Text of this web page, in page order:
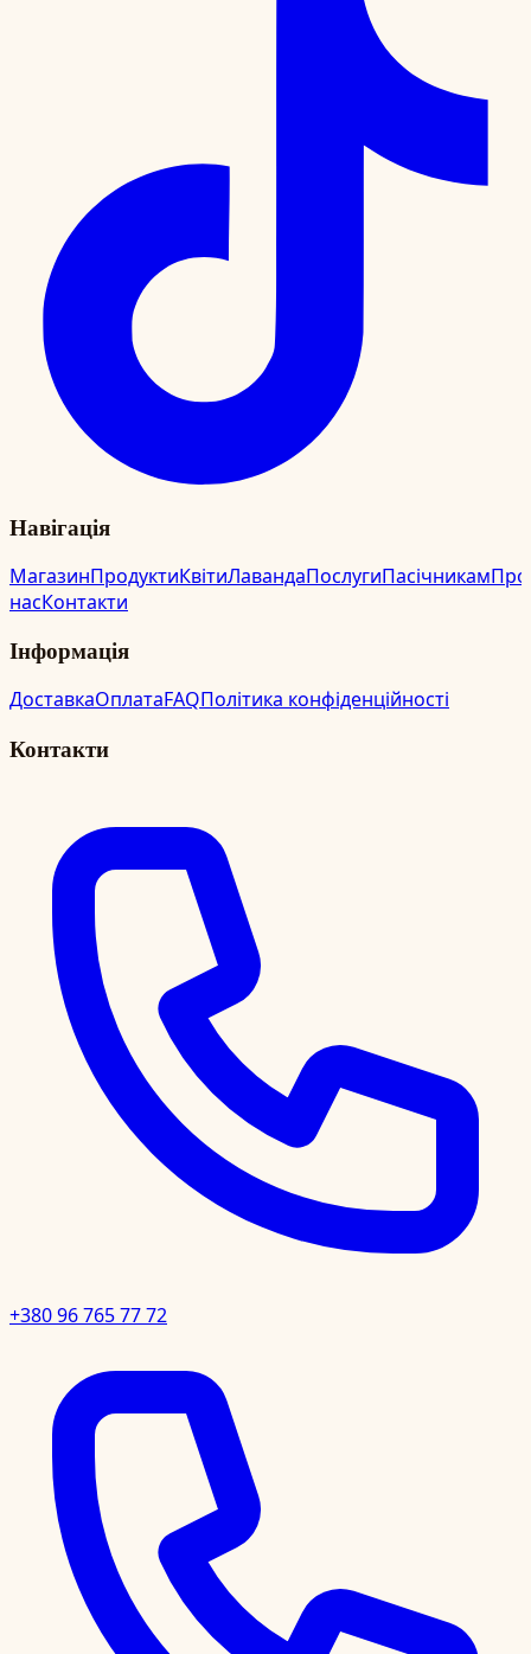
Навігація
МагазинПродуктиКвітиЛавандаПослугиПасічникамПро
насКонтакти
Інформація
ДоставкаОплатаFAQПолітика конфіденційності
Контакти
+380 96 765 77 72